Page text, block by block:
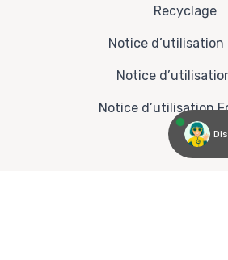
Recyclage
Notice
Notice
Notice d’utilisation